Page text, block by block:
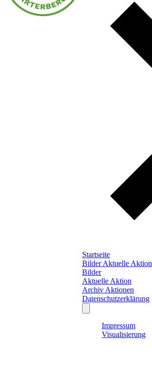
Startseite
BilderAktuelle Aktion
Bilder
Aktuelle Aktion
Archiv Aktionen
Datenschutzerklärung
Impressum
Visualisierung